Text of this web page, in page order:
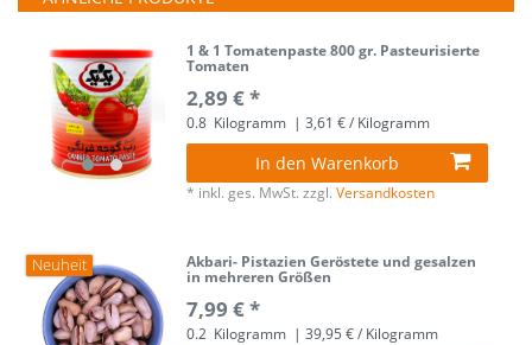
1 & 1 Tomatenpaste 800 gr. Pasteurisierte
Tomaten
2,89 € *
0.8 Kilogramm | 3,61 € / Kilogramm
In den Warenkorb
* inkl. ges. MwSt. zzgl.Versandkosten
Neuheit Akbari- Pistazien Geröstete und gesalzen
in mehreren Größen
7,99 € *
0.2 Kilogramm | 39,95 € / Kilogramm